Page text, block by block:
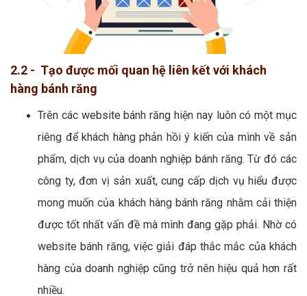
2.2 - Tạo được mối quan hệ liên kết với khách
hàng bánh răng
Trên các website bánh răng hiện nay luôn có một mục
riêng để khách hàng phản hồi ý kiến của mình về sản
phẩm, dịch vụ của doanh nghiệp bánh răng. Từ đó các
công ty, đơn vị sản xuất, cung cấp dịch vụ hiểu được
mong muốn của khách hàng bánh răng nhằm cải thiện
được tốt nhất vấn đề mà mình đang gặp phải. Nhờ có
website bánh răng, việc giải đáp thắc mắc của khách
hàng của doanh nghiệp cũng trở nên hiệu quả hơn rất
nhiều.